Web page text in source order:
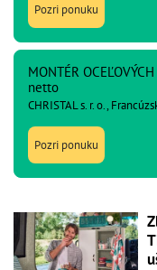
Pozri ponuku
MONTÉR
netto
CHRISTAL s. r. o.,
Pozri ponuku